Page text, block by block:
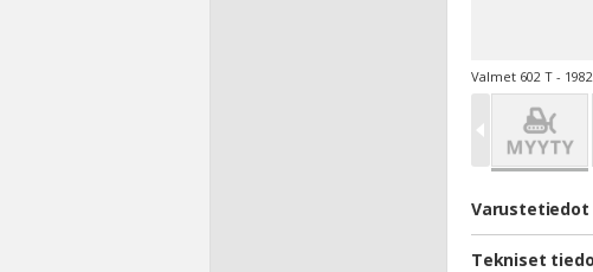
Valmet 602 T - 1982
Varustetiedot
Tekniset